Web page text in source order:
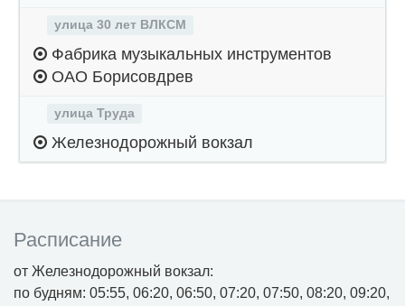
улица 30 лет ВЛКСМ
Фабрика музыкальных инструментов
ОАО Борисовдрев
улица Труда
Железнодорожный вокзал
Расписание
от Железнодорожный вокзал:
по будням: 05:55, 06:20, 06:50, 07:20, 07:50, 08:20, 09:20,